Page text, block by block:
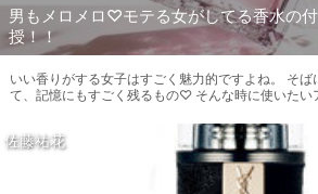
男もメロメロ♡モテる女がしてる香水の
授！！
いい香りがする女子はすごく魅力的ですよね。 そば
て、記憶にもすごく残るもの♡ そんな時に使いたい
佐藤祐花